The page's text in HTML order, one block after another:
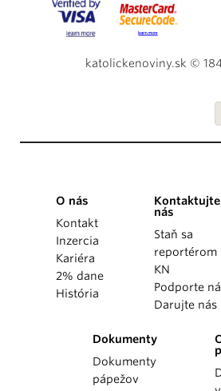
katolickenoviny.sk ©
O nás
Kontakt
Inzercia
Kariéra
2% dane
História
Kontaktujte
nás
Staň sa
reportérom
KN
Podporte
Darujte nás
Dokumenty
Dokumenty
pápežov